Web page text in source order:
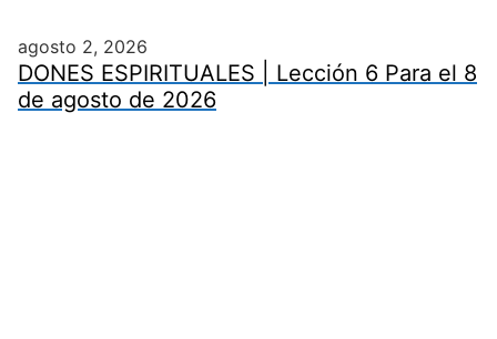
agosto 2, 2026
DONES ESPIRITUALES | Lección 6 Para el 8
de agosto de 2026